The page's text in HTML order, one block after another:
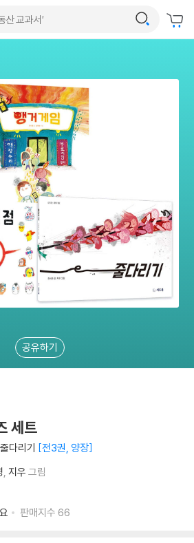
공유하기
세트
다리기 전3권, 양장
지우 그림
판매지수 66